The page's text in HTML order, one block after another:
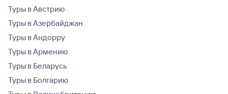
Туры в Австрию
Туры в Азербайджан
Туры в Андорру
Туры в Армению
Туры в Беларусь
Туры в Болгарию